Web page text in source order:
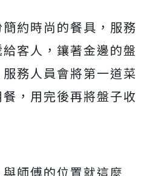
約時尚的餐具，服務
客人，鑲著金邊的盤
務人員會將第一道菜
，用完後再將盤子收
師傅的位置就這麼